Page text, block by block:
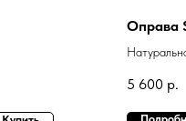
Оправа
5 600 р.